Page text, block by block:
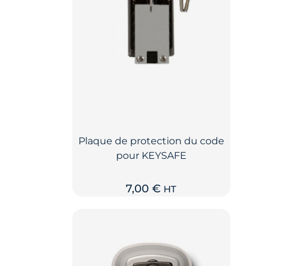
Plaque de protection du code
pour KEYSAFE
7,00€ HT